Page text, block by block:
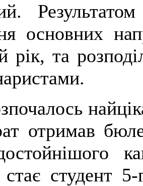
основних
рік, та
отримав
стає студент